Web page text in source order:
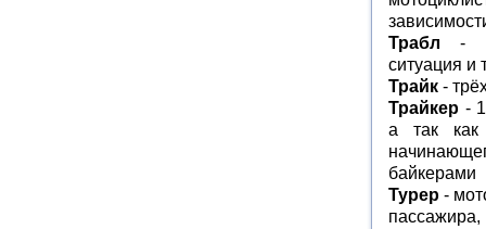
Трабл -
ситуация и
Трайк -
Трайкер -
а так как
байкерами
Турер -